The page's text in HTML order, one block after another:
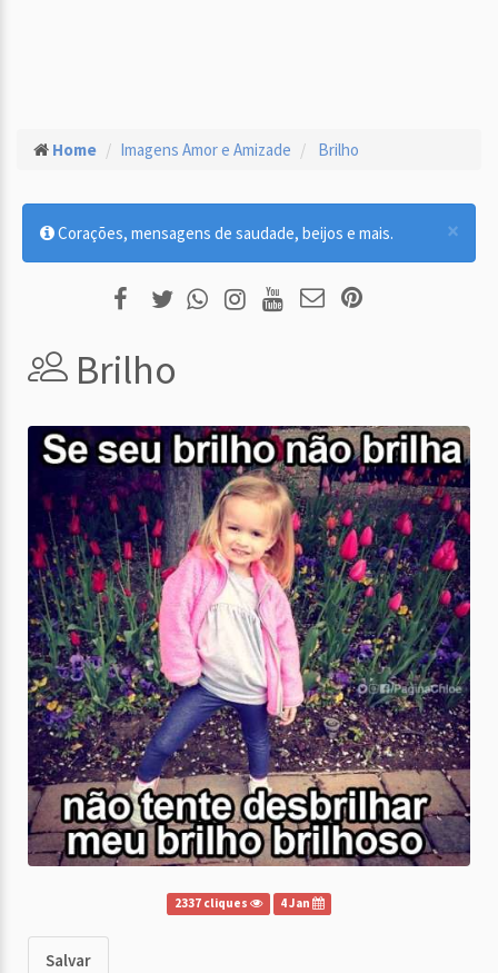
Home Imagens Amor e Amizade Brilho
×
Corações, mensagens de saudade, beijos e mais.
Brilho
2337 cliques 4 Jan
Salvar